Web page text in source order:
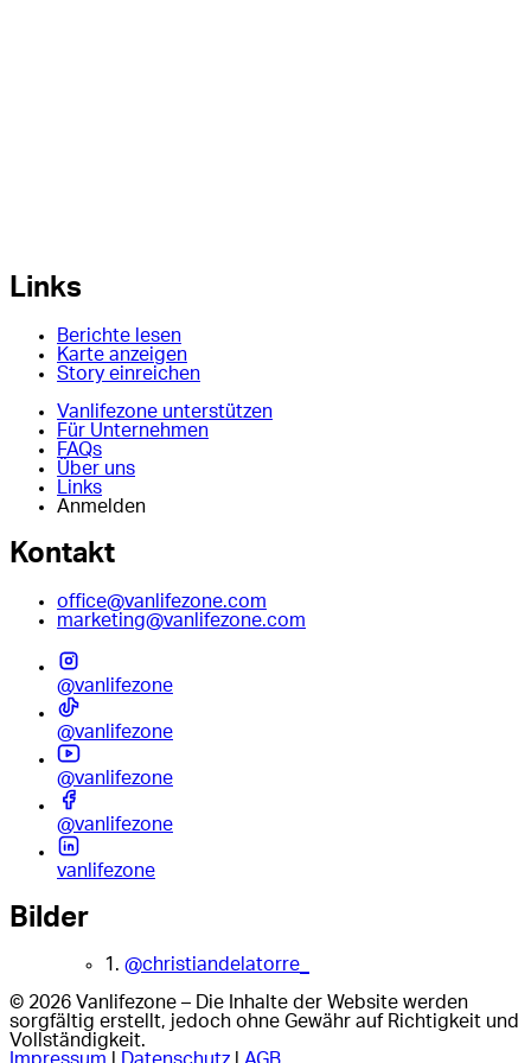
Links
Berichte lesen
Karte anzeigen
Story einreichen
Vanlifezone unterstützen
Für Unternehmen
FAQs
Über uns
Links
Anmelden
Kontakt
office@vanlifezone.com
marketing@vanlifezone.com
@vanlifezone
@vanlifezone
@vanlifezone
@vanlifezone
vanlifezone
Bilder
1. @christiandelatorre_
© 2026 Vanlifezone – Die Inhalte der Website werden
sorgfältig erstellt, jedoch ohne Gewähr auf Richtigkeit und
Vollständigkeit.